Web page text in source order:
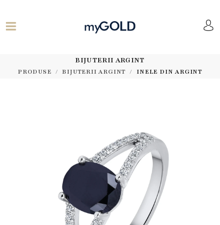
BIJUTERII ARGINT
PRODUSE BIJUTERII ARGINT INELE DIN ARGINT